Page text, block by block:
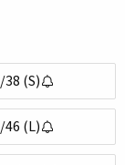
38 (S)
46 (L)